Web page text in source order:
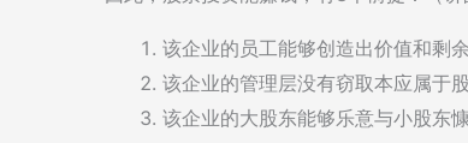
该企业的员工能够创造出价值和剩余
该企业的管理层没有窃取本应属于
该企业的大股东能够乐意与小股东